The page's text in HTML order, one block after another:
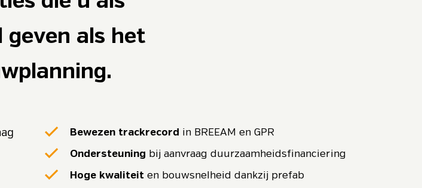
geven als het
Bewezen trackrecord in BREEAM en GPR
Ondersteuning bij aanvraag duurzaamheidsfinanciering
Hoge kwaliteit en bouwsnelheid dankzij prefab